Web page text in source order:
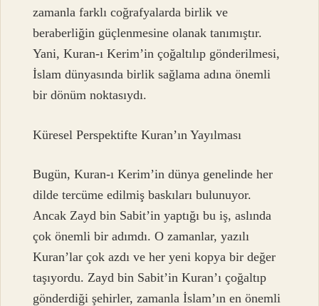
zamanla farklı coğrafyalarda birlik ve
beraberliğin güçlenmesine olanak tanımıştır.
Yani, Kuran-ı Kerim’in çoğaltılıp gönderilmesi,
İslam dünyasında birlik sağlama adına önemli
bir dönüm noktasıydı.
Küresel Perspektifte Kuran’ın Yayılması
Bugün, Kuran-ı Kerim’in dünya genelinde her
dilde tercüme edilmiş baskıları bulunuyor.
Ancak Zayd bin Sabit’in yaptığı bu iş, aslında
çok önemli bir adımdı. O zamanlar, yazılı
Kuran’lar çok azdı ve her yeni kopya bir değer
taşıyordu. Zayd bin Sabit’in Kuran’ı çoğaltıp
gönderdiği şehirler, zamanla İslam’ın en önemli